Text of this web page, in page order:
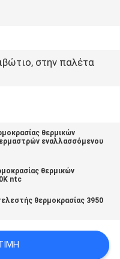
στην παλέτα
θερμικών
εναλλασσόμενου
θερμικών
ntc
θερμοκρασίας 3950